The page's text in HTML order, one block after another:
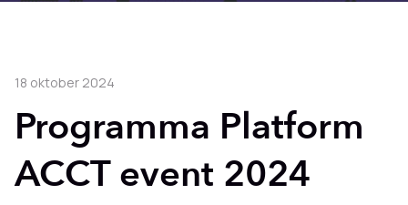
18 oktober 2024
Programma Platform
ACCT event 2024